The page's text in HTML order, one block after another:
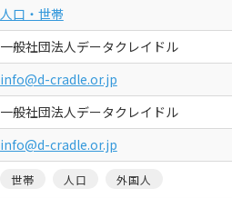
人口・世帯
一般社団法人データクレイドル
info@d-cradle.or.jp
一般社団法人データクレイドル
info@d-cradle.or.jp
世帯 人口 外国人